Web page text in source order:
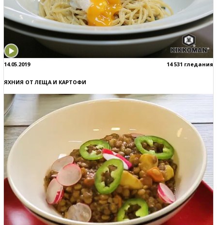
14.05.2019 14 531 гледания
ЯХНИЯ ОТ ЛЕЩА И КАРТОФИ